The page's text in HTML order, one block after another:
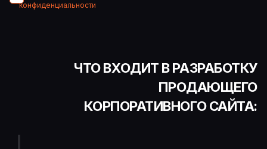
конфиденциальности
ЧТО ВХОДИТ В РАЗРАБОТКУ
ПРОДАЮЩЕГО
КОРПОРАТИВНОГО САЙТА: